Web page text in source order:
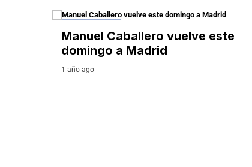
Manuel Caballero vuelve este
domingo a Madrid
1 año ago